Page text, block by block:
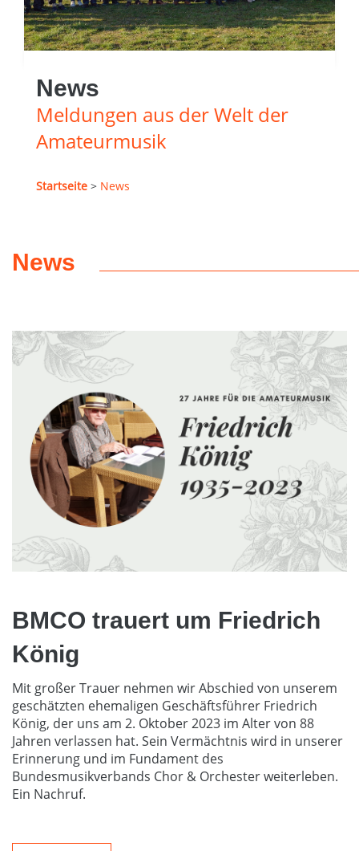
News
Meldungen aus der Welt der
Amateurmusik
Startseite > News
News
BMCO trauert um Friedrich
König
Mit großer Trauer nehmen wir Abschied von unserem
geschätzten ehemaligen Geschäftsführer Friedrich
König, der uns am 2. Oktober 2023 im Alter von 88
Jahren verlassen hat. Sein Vermächtnis wird in unserer
Erinnerung und im Fundament des
Bundesmusikverbands Chor & Orchester weiterleben.
Ein Nachruf.